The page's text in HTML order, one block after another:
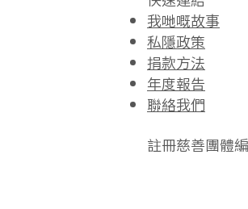
我哋嘅故事
私隱政策
捐款方法
年度報告
聯絡我們
註冊慈善團體